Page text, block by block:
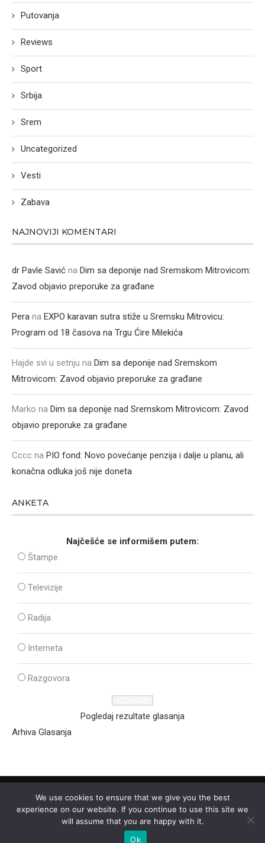
Putovanja
Reviews
Sport
Srbija
Srem
Uncategorized
Vesti
Zabava
NAJNOVIJI KOMENTARI
dr Pavle Savić na Dim sa deponije nad Sremskom Mitrovicom:
Zavod objavio preporuke za građane
Pera na EXPO karavan sutra stiže u Sremsku Mitrovicu:
Program od 18 časova na Trgu Ćire Milekića
Hajde svi u setnju na Dim sa deponije nad Sremskom
Mitrovicom: Zavod objavio preporuke za građane
Marko na Dim sa deponije nad Sremskom Mitrovicom: Zavod
objavio preporuke za građane
Cccc na PIO fond: Novo povećanje penzija i dalje u planu, ali
konačna odluka još nije doneta
ANKETA
Najčešće se informišem putem:
Štampe
Televizije
Radija
Interneta
Razgovora
Pogledaj rezultate glasanja
Arhiva Glasanja
2025 - © - Ozon Media Sremska Mitrovica
We use cookies to ensure that we give you the best
experience on our website. If you continue to use this site we
will assume that you are happy with it.
Ok